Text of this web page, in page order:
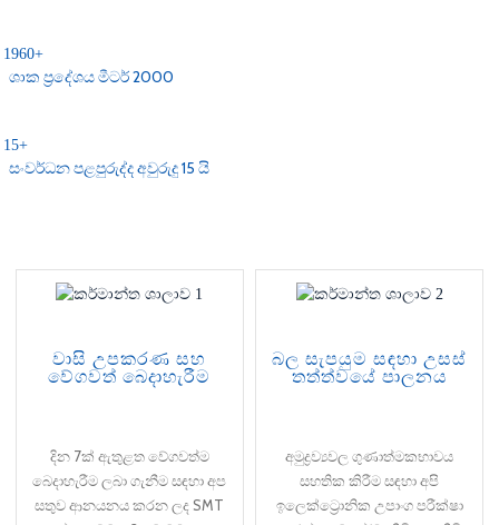
1960+
ශාක ප්‍රදේශය මීටර් 2000
15+
සංවර්ධන පළපුරුද්ද අවුරුදු 15 යි
වාසි උපකරණ සහ
වේගවත් බෙදාහැරීම
දින 7ක් ඇතුළත වේගවත්ම
බෙදාහැරීම ලබා ගැනීම සඳහා අප
සතුව ආනයනය කරන ලද SMT
බල සැපයුම සඳහා උසස්
තත්ත්වයේ පාලනය
අමුද්‍රව්‍යවල ගුණාත්මකභාවය
සහතික කිරීම සඳහා අපි
ඉලෙක්ට්‍රොනික උපාංග පරීක්ෂා